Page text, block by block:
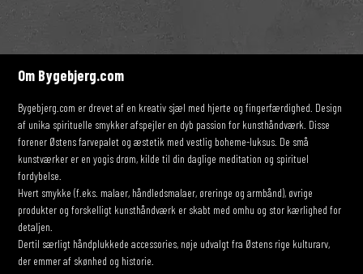
Om Bygebjerg.com
Bygebjerg.com er drevet af en kreativ sjæl med hjerte og fingerfærdighed. Design
af unika spirituelle smykker afspejler en dyb passion for kunsthåndværk. Disse
forener Østens farvepalet og æstetik med vestlig boheme-luksus. De små
kunstværker er en yogis drøm, kilde til din daglige meditation og spirituel
fordybelse.
Hvert smykke (f.eks. malaer, håndledsmalaer, øreringe og armbånd), øvrige
produkter og forskelligt kunsthåndværk er skabt med omhu og stor kærlighed for
detaljen.
Dertil særligt håndplukkede accessories, nøje udvalgt fra Østens rige kulturarv,
der emmer af skønhed og historie.